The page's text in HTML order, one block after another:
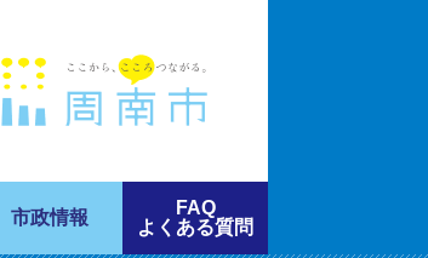
市政情報
FAQ
よくある質問